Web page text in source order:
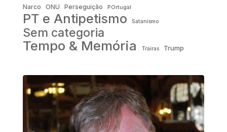
Narco ONU Perseguição POrtugal
PT e Antipetismo Satanismo
Sem categoria
Tempo & Memória Traíras Trump